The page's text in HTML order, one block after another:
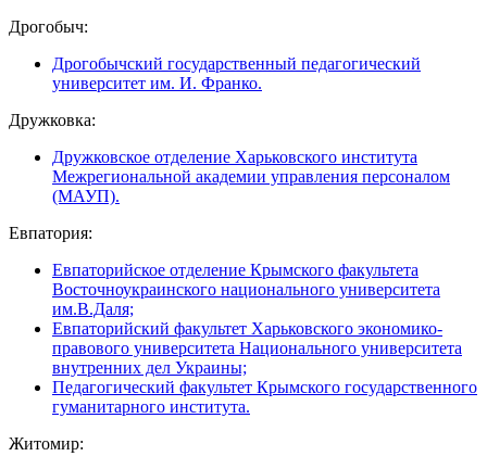
Дрогобыч:
Дрогобычский государственный педагогический
университет им. И. Франко.
Дружковка:
Дружковское отделение Харьковского института
Межрегиональной академии управления персоналом
(МАУП).
Евпатория:
Евпаторийское отделение Крымского факультета
Восточноукраинского национального университета
им.В.Даля;
Евпаторийский факультет Харьковского экономико-
правового университета Национального университета
внутренних дел Украины;
Педагогический факультет Крымского государственного
гуманитарного института.
Житомир: